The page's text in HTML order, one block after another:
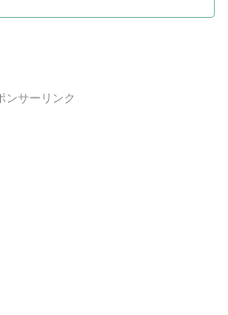
ンサーリンク